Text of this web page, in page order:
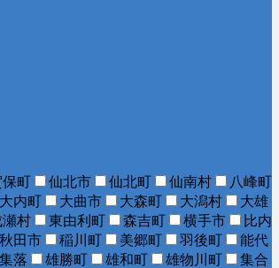
町 仙北市 仙北町 仙南村
八峰町
大内町 大曲市 大森町 大潟村
大雄
村 東由利町 森吉町 横手市
比内
秋田市 稲川町 美郷町 羽後町
能代
落 雄勝町 雄和町 雄物川町
集合